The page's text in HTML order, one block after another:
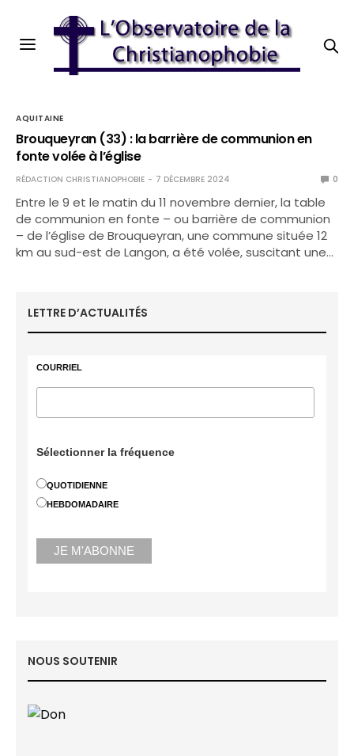
AQUITAINE
Brouqueyran (33) : la barrière de communion en
fonte volée à l’église
RÉDACTION CHRISTIANOPHOBIE 7 DÉCEMBRE 2024 0
Entre le 9 et le matin du 11 novembre dernier, la table
de communion en fonte – ou barrière de communion
– de l’église de Brouqueyran, une commune située 12
km au sud-est de Langon, a été volée, suscitant une…
LETTRE D’ACTUALITÉS
COURRIEL
Sélectionner la fréquence
QUOTIDIENNE
HEBDOMADAIRE
NOUS SOUTENIR